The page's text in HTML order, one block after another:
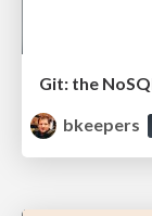
Git: the
bkeepers